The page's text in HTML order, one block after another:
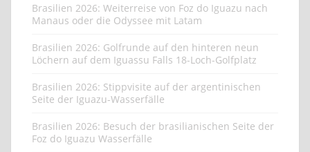
Brasilien 2026: Weiterreise von Foz do Iguazu nach
Manaus oder die Odyssee mit Latam
Brasilien 2026: Golfrunde auf den hinteren neun
Löchern auf dem Iguassu Falls 18-Loch-Golfplatz
Brasilien 2026: Stippvisite auf der argentinischen
Seite der Iguazu-Wasserfälle
Brasilien 2026: Besuch der brasilianischen Seite der
Foz do Iguazu Wasserfälle